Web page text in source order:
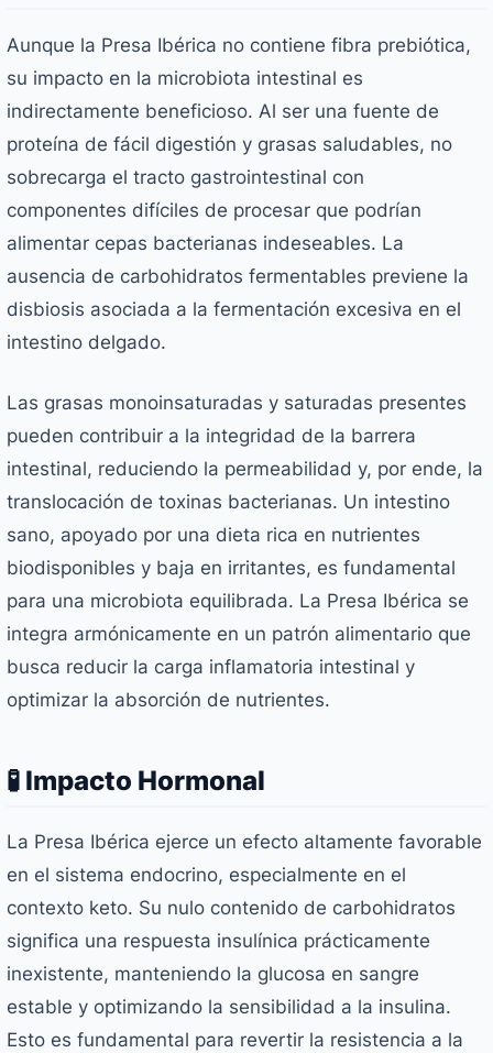
Aunque la Presa Ibérica no contiene fibra prebiótica,
su impacto en la microbiota intestinal es
indirectamente beneficioso. Al ser una fuente de
proteína de fácil digestión y grasas saludables, no
sobrecarga el tracto gastrointestinal con
componentes difíciles de procesar que podrían
alimentar cepas bacterianas indeseables. La
ausencia de carbohidratos fermentables previene la
disbiosis asociada a la fermentación excesiva en el
intestino delgado.
Las grasas monoinsaturadas y saturadas presentes
pueden contribuir a la integridad de la barrera
intestinal, reduciendo la permeabilidad y, por ende, la
translocación de toxinas bacterianas. Un intestino
sano, apoyado por una dieta rica en nutrientes
biodisponibles y baja en irritantes, es fundamental
para una microbiota equilibrada. La Presa Ibérica se
integra armónicamente en un patrón alimentario que
busca reducir la carga inflamatoria intestinal y
optimizar la absorción de nutrientes.
🧪 Impacto Hormonal
La Presa Ibérica ejerce un efecto altamente favorable
en el sistema endocrino, especialmente en el
contexto keto. Su nulo contenido de carbohidratos
significa una respuesta insulínica prácticamente
inexistente, manteniendo la glucosa en sangre
estable y optimizando la sensibilidad a la insulina.
Esto es fundamental para revertir la resistencia a la